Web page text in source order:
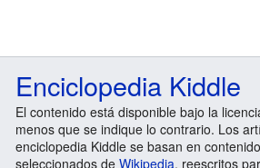
Enciclopedia Kiddle
El contenido está disponible bajo la
menos que se indique lo contrario. Los
enciclopedia Kiddle se basan en
seleccionados de Wikipedia, reescritos